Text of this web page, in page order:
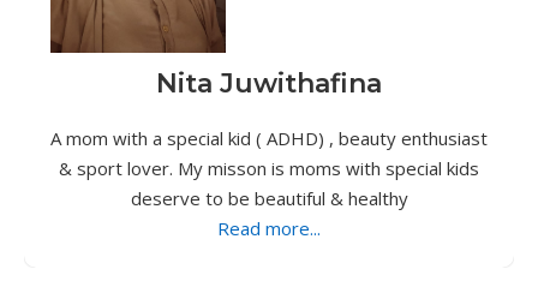
Nita Juwithafina
A mom with a special kid ( ADHD) , beauty enthusiast
& sport lover. My misson is moms with special kids
deserve to be beautiful & healthy
Read more...